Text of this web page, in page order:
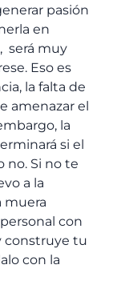
pasión
en
será muy
Eso es
la falta de
amenazar el
la
si el
no. Si no te
a la
muera
con
construye tu
con la